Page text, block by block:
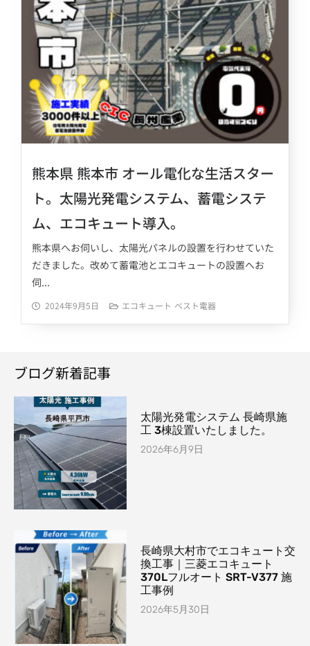
熊本県 熊本市 オール電化な生活スター
ト。太陽光発電システム、蓄電システ
ム、エコキュート導入。
熊本県へお伺いし、太陽光パネルの設置を行わせていた
だきました。改めて蓄電池とエコキュートの設置へお
伺...
2024年9月5日 エコキュート ベスト電器
ブログ新着記事
太陽光発電システム 長崎県施
工 3棟設置いたしました。
2026年6月9日
長崎県大村市でエコキュート交
換工事｜三菱エコキュート
370Lフルオート SRT-V377 施
工事例
2026年5月30日